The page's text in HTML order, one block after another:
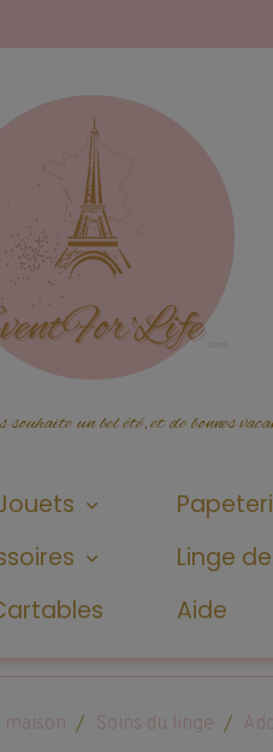
un bel été, et de bonnes
Linge
Aide
Soins du linge